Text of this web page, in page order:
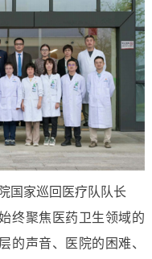
国家巡回医疗队队长
聚焦医药卫生领域的
的声音、医院的困难、